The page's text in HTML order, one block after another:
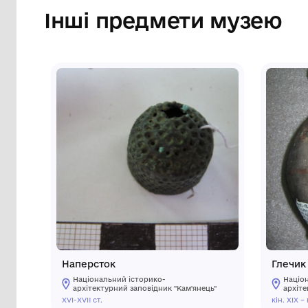
як натільна прикраса.
Сторінка музею
Інші предмети